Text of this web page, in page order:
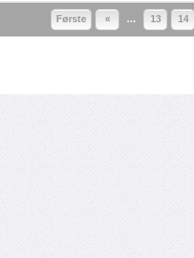
Første « … 13 14